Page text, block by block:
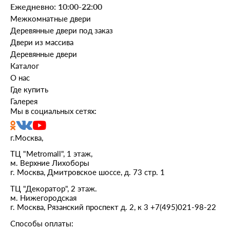
Ежедневно: 10:00-22:00
г.Москва,
ТЦ "Metromall", 1 этаж,
м. Верхние Лихоборы
г. Москва, Дмитровское шоссе, д. 73 стр. 1
ТЦ "Декоратор", 2 этаж.
м. Нижегородская
г. Москва, Рязанский проспект д. 2, к 3 +7(495)021-98-22
Способы оплаты:
Межкомнатные двери
Деревянные двери под заказ
Двери из массива
Деревянные двери
Каталог
О нас
Где купить
Галерея
Мы в социальных сетях: